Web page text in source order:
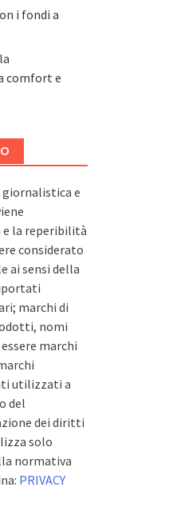
i fondi a
comfort e
e
la reperibilità
considerato
ai sensi della
marchi di
nomi
marchi
utilizzati a
del
dei diritti
solo
normativa
PRIVACY